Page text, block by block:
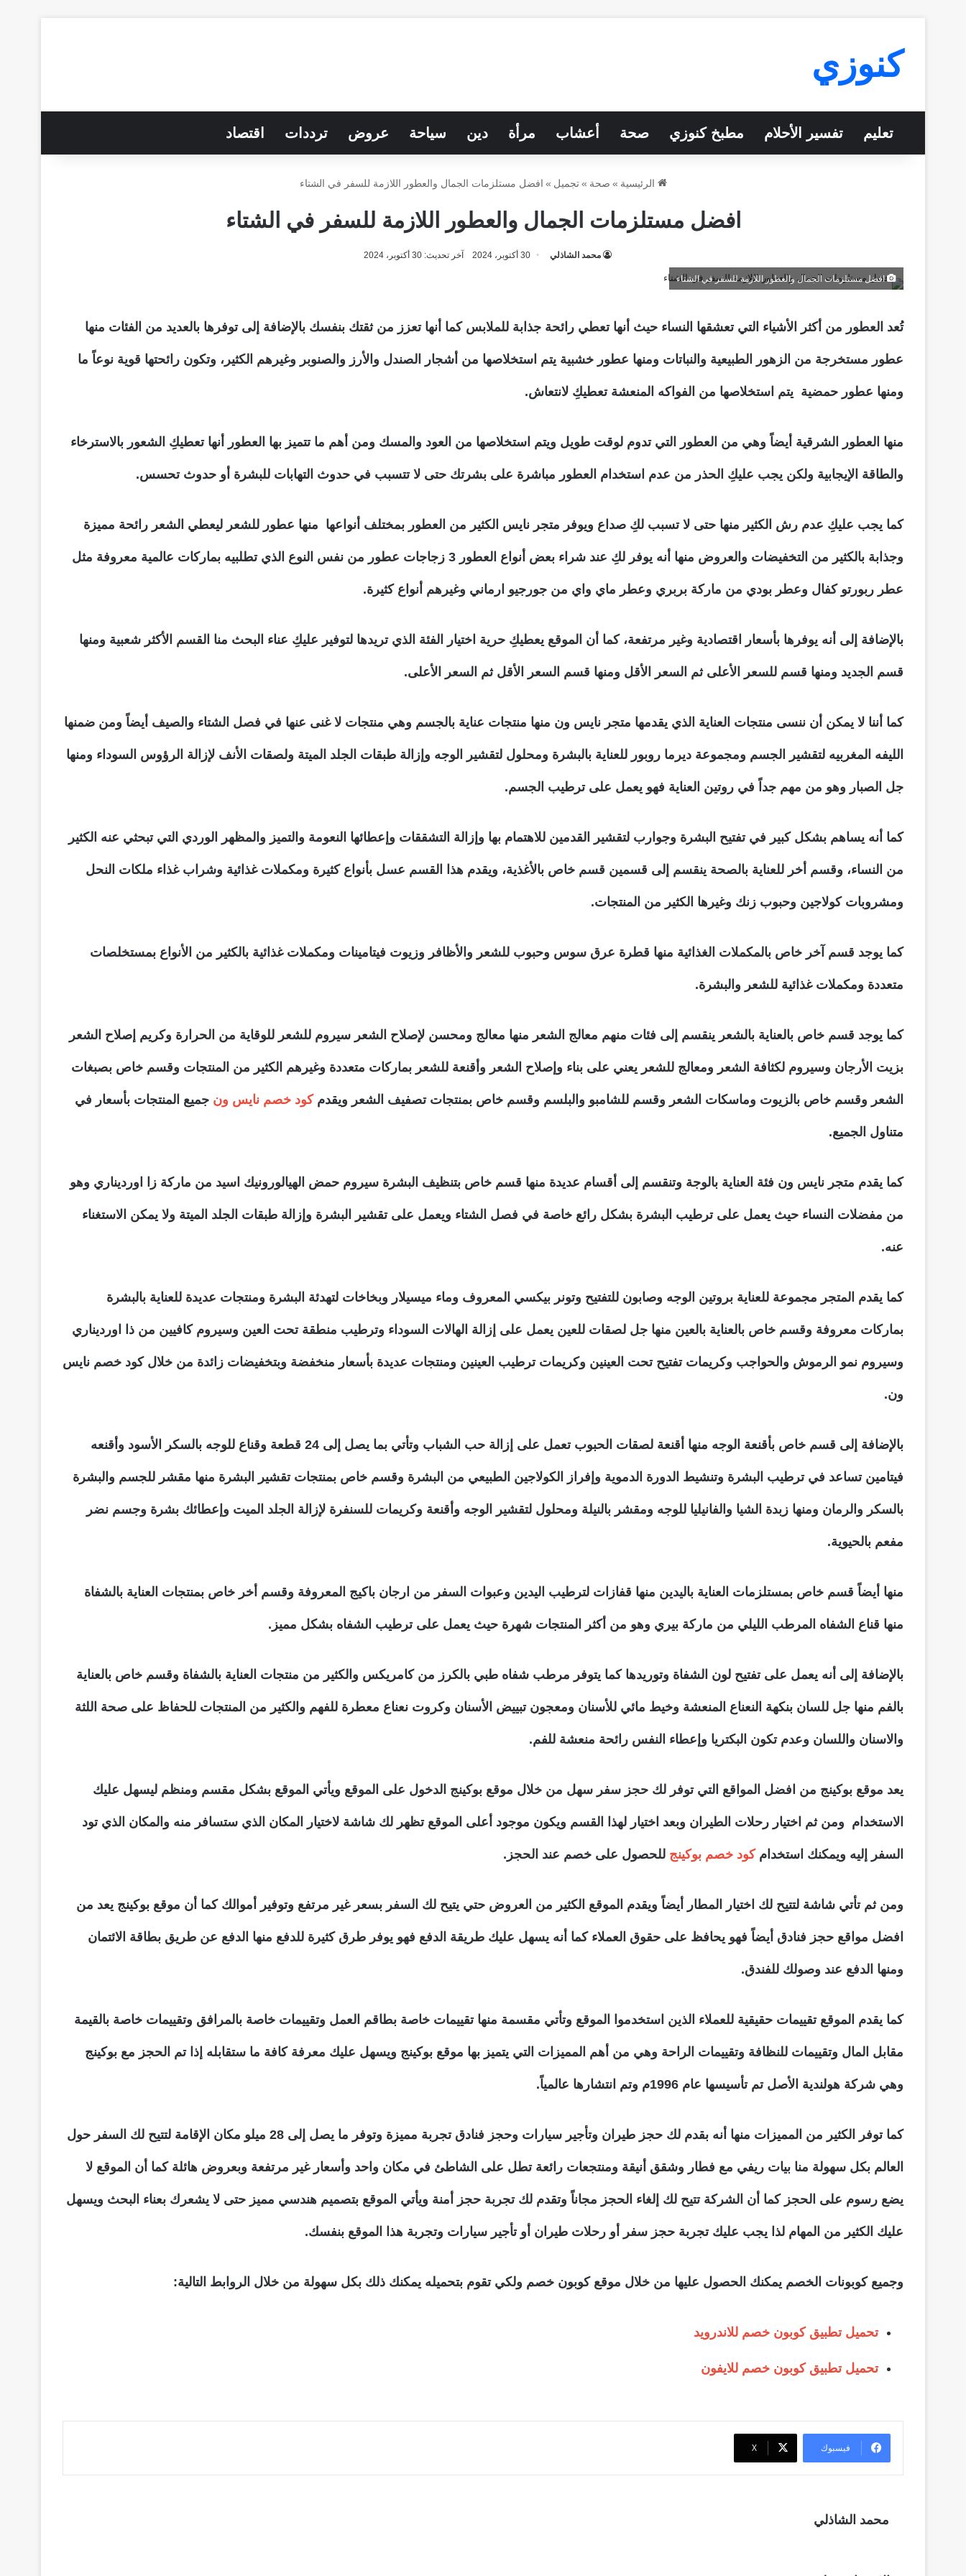
كنوزي
تعليم تفسير الأحلام مطبخ كنوزي صحة أعشاب مرأة دين سياحة عروض ترددات اقتصاد
الرئيسية » صحة » تجميل » افضل مستلزمات الجمال والعطور اللازمة للسفر في الشتاء
افضل مستلزمات الجمال والعطور اللازمة للسفر في الشتاء
محمد الشاذلي 30 أكتوبر، 2024 آخر تحديث: 30 أكتوبر، 2024
افضل مستلزمات الجمال والعطور اللازمة للسفر في الشتاء
تُعد العطور من أكثر الأشياء التي تعشقها النساء حيث أنها تعطي رائحة جذابة للملابس كما أنها تعزز من ثقتك بنفسك بالإضافة إلى توفرها بالعديد من الفئات منها
عطور مستخرجة من الزهور الطبيعية والنباتات ومنها عطور خشبية يتم استخلاصها من أشجار الصندل والأرز والصنوبر وغيرهم الكثير، وتكون رائحتها قوية نوعاً ما
ومنها عطور حمضية يتم استخلاصها من الفواكه المنعشة تعطيكِ لانتعاش.
منها العطور الشرقية أيضاً وهي من العطور التي تدوم لوقت طويل ويتم استخلاصها من العود والمسك ومن أهم ما تتميز بها العطور أنها تعطيكِ الشعور بالاسترخاء
والطاقة الإيجابية ولكن يجب عليكِ الحذر من عدم استخدام العطور مباشرة على بشرتك حتى لا تتسبب في حدوث التهابات للبشرة أو حدوث تحسس.
كما يجب عليكِ عدم رش الكثير منها حتى لا تسبب لكِ صداع ويوفر متجر نايس الكثير من العطور بمختلف أنواعها منها عطور للشعر ليعطي الشعر رائحة مميزة
وجذابة بالكثير من التخفيضات والعروض منها أنه يوفر لكِ عند شراء بعض أنواع العطور 3 زجاجات عطور من نفس النوع الذي تطلبيه بماركات عالمية معروفة مثل
عطر ربورتو كفال وعطر بودي من ماركة بربري وعطر ماي واي من جورجيو ارماني وغيرهم أنواع كثيرة.
بالإضافة إلى أنه يوفرها بأسعار اقتصادية وغير مرتفعة، كما أن الموقع يعطيكِ حرية اختيار الفئة الذي تريدها لتوفير عليكِ عناء البحث منا القسم الأكثر شعبية ومنها
قسم الجديد ومنها قسم للسعر الأعلى ثم السعر الأقل ومنها قسم السعر الأقل ثم السعر الأعلى.
كما أننا لا يمكن أن ننسى منتجات العناية الذي يقدمها متجر نايس ون منها منتجات عناية بالجسم وهي منتجات لا غنى عنها في فصل الشتاء والصيف أيضاً ومن ضمنها
الليفه المغربيه لتقشير الجسم ومجموعة ديرما روبور للعناية بالبشرة ومحلول لتقشير الوجه وإزالة طبقات الجلد الميتة ولصقات الأنف لإزالة الرؤوس السوداء ومنها
جل الصبار وهو من مهم جداً في روتين العناية فهو يعمل على ترطيب الجسم.
كما أنه يساهم بشكل كبير في تفتيح البشرة وجوارب لتقشير القدمين للاهتمام بها وإزالة التشققات وإعطائها النعومة والتميز والمظهر الوردي التي تبحثي عنه الكثير
من النساء، وقسم أخر للعناية بالصحة ينقسم إلى قسمين قسم خاص بالأغذية، ويقدم هذا القسم عسل بأنواع كثيرة ومكملات غذائية وشراب غذاء ملكات النحل
ومشروبات كولاجين وحبوب زنك وغيرها الكثير من المنتجات.
كما يوجد قسم آخر خاص بالمكملات الغذائية منها قطرة عرق سوس وحبوب للشعر والأظافر وزيوت فيتامينات ومكملات غذائية بالكثير من الأنواع بمستخلصات
متعددة ومكملات غذائية للشعر والبشرة.
كما يوجد قسم خاص بالعناية بالشعر ينقسم إلى فئات منهم معالج الشعر منها معالج ومحسن لإصلاح الشعر سيروم للشعر للوقاية من الحرارة وكريم إصلاح الشعر
بزيت الأرجان وسيروم لكثافة الشعر ومعالج للشعر يعني على بناء وإصلاح الشعر وأقنعة للشعر بماركات متعددة وغيرهم الكثير من المنتجات وقسم خاص بصبغات
الشعر وقسم خاص بالزيوت وماسكات الشعر وقسم للشامبو والبلسم وقسم خاص بمنتجات تصفيف الشعر ويقدمكود خصم نايس ون جميع المنتجات بأسعار في
متناول الجميع.
كما يقدم متجر نايس ون فئة العناية بالوجة وتنقسم إلى أقسام عديدة منها قسم خاص بتنظيف البشرة سيروم حمض الهيالورونيك اسيد من ماركة زا اورديناري وهو
من مفضلات النساء حيث يعمل على ترطيب البشرة بشكل رائع خاصة في فصل الشتاء ويعمل على تقشير البشرة وإزالة طبقات الجلد الميتة ولا يمكن الاستغناء
عنه.
كما يقدم المتجر مجموعة للعناية بروتين الوجه وصابون للتفتيح وتونر بيكسي المعروف وماء ميسيلار وبخاخات لتهدئة البشرة ومنتجات عديدة للعناية بالبشرة
بماركات معروفة وقسم خاص بالعناية بالعين منها جل لصقات للعين يعمل على إزالة الهالات السوداء وترطيب منطقة تحت العين وسيروم كافيين من ذا اورديناري
وسيروم نمو الرموش والحواجب وكريمات تفتيح تحت العينين وكريمات ترطيب العينين ومنتجات عديدة بأسعار منخفضة وبتخفيضات زائدة من خلال كود خصم نايس
ون.
بالإضافة إلى قسم خاص بأقنعة الوجه منها أقنعة لصقات الحبوب تعمل على إزالة حب الشباب وتأتي بما يصل إلى 24 قطعة وقناع للوجه بالسكر الأسود وأقنعه
فيتامين تساعد في ترطيب البشرة وتنشيط الدورة الدموية وإفراز الكولاجين الطبيعي من البشرة وقسم خاص بمنتجات تقشير البشرة منها مقشر للجسم والبشرة
بالسكر والرمان ومنها زبدة الشيا والفانيليا للوجه ومقشر بالنيلة ومحلول لتقشير الوجه وأقنعة وكريمات للسنفرة لإزالة الجلد الميت وإعطائك بشرة وجسم نضر
مفعم بالحيوية.
منها أيضاً قسم خاص بمستلزمات العناية باليدين منها قفازات لترطيب اليدين وعبوات السفر من ارجان باكيج المعروفة وقسم أخر خاص بمنتجات العناية بالشفاة
منها قناع الشفاه المرطب الليلي من ماركة بيري وهو من أكثر المنتجات شهرة حيث يعمل على ترطيب الشفاه بشكل مميز.
بالإضافة إلى أنه يعمل على تفتيح لون الشفاة وتوريدها كما يتوفر مرطب شفاه طبي بالكرز من كامريكس والكثير من منتجات العناية بالشفاة وقسم خاص بالعناية
بالفم منها جل للسان بنكهة النعناع المنعشة وخيط مائي للأسنان ومعجون تبييض الأسنان وكروت نعناع معطرة للفهم والكثير من المنتجات للحفاظ على صحة اللثة
والاسنان واللسان وعدم تكون البكتريا وإعطاء النفس رائحة منعشة للفم.
يعد موقع بوكينج من افضل المواقع التي توفر لك حجز سفر سهل من خلال موقع بوكينج الدخول على الموقع ويأتي الموقع بشكل مقسم ومنظم ليسهل عليك
الاستخدام ومن ثم اختيار رحلات الطيران وبعد اختيار لهذا القسم ويكون موجود أعلى الموقع تظهر لك شاشة لاختيار المكان الذي ستسافر منه والمكان الذي تود
السفر إليه ويمكنك استخدامكود خصم بوكينج للحصول على خصم عند الحجز.
ومن ثم تأتي شاشة لتتيح لك اختيار المطار أيضاً ويقدم الموقع الكثير من العروض حتي يتيح لك السفر بسعر غير مرتفع وتوفير أموالك كما أن موقع بوكينج يعد من
افضل مواقع حجز فنادق أيضاً فهو يحافظ على حقوق العملاء كما أنه يسهل عليك طريقة الدفع فهو يوفر طرق كثيرة للدفع منها الدفع عن طريق بطاقة الائتمان
ومنها الدفع عند وصولك للفندق.
كما يقدم الموقع تقييمات حقيقية للعملاء الذين استخدموا الموقع وتأتي مقسمة منها تقييمات خاصة بطاقم العمل وتقييمات خاصة بالمرافق وتقييمات خاصة بالقيمة
مقابل المال وتقييمات للنظافة وتقييمات الراحة وهي من أهم المميزات التي يتميز بها موقع بوكينج ويسهل عليك معرفة كافة ما ستقابله إذا تم الحجز مع بوكينج
وهي شركة هولندية الأصل تم تأسيسها عام 1996م وتم انتشارها عالمياً.
كما توفر الكثير من المميزات منها أنه بقدم لك حجز طيران وتأجير سيارات وحجز فنادق تجربة مميزة وتوفر ما يصل إلى 28 ميلو مكان الإقامة لتتيح لك السفر حول
العالم بكل سهولة منا بيات ريفي مع فطار وشقق أنيقة ومنتجعات رائعة تطل على الشاطئ في مكان واحد وأسعار غير مرتفعة وبعروض هائلة كما أن الموقع لا
يضع رسوم على الحجز كما أن الشركة تتيح لك إلغاء الحجز مجاناً وتقدم لك تجربة حجز أمنة ويأتي الموقع بتصميم هندسي مميز حتى لا يشعرك بعناء البحث ويسهل
عليك الكثير من المهام لذا يجب عليك تجربة حجز سفر أو رحلات طيران أو تأجير سيارات وتجربة هذا الموقع بنفسك.
وجميع كوبونات الخصم يمكنك الحصول عليها من خلال موقع كوبون خصم ولكي تقوم بتحميله يمكنك ذلك بكل سهولة من خلال الروابط التالية:
تحميل تطبيق كوبون خصم للاندرويد
تحميل تطبيق كوبون خصم للايفون
فيسبوك ‫X
محمد الشاذلي